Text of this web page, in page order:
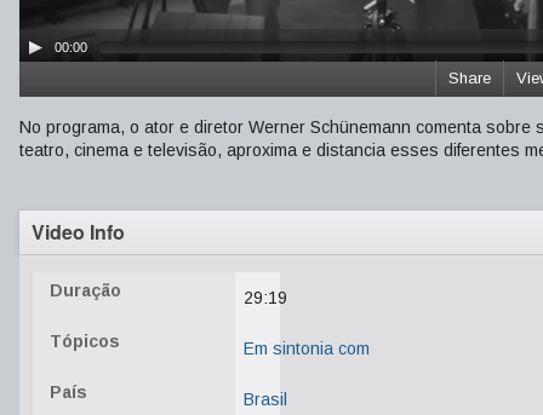
00:00
Share
No programa, o ator e diretor Werner Schünemann comenta
teatro, cinema e televisão, aproxima e distancia esses diferentes
Video Info
Duração 29:19
Tópicos Em sintonia com
País Brasil